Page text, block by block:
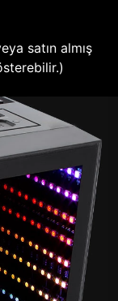
satın almış